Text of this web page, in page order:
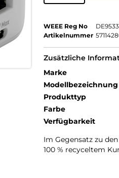
WEEE Reg No
Artikelnummer
Zusätzliche
Marke
Modellbezeichnung
Produkttyp
Farbe
Verfügbarkeit
Im Gegensatz zu
100 % recyceltem